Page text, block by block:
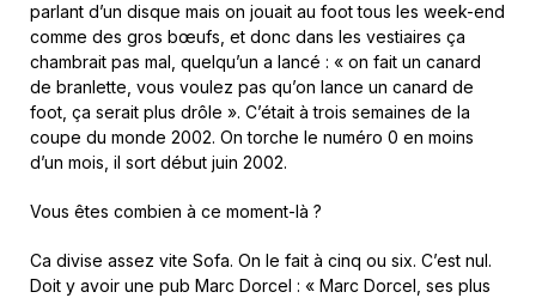
parlant d’un disque mais on jouait au foot tous les week-end
comme des gros bœufs, et donc dans les vestiaires ça
chambrait pas mal, quelqu’un a lancé : « on fait un canard
de branlette, vous voulez pas qu’on lance un canard de
foot, ça serait plus drôle ». C’était à trois semaines de la
coupe du monde 2002. On torche le numéro 0 en moins
d’un mois, il sort début juin 2002.
Vous êtes combien à ce moment-là ?
Ca divise assez vite Sofa. On le fait à cinq ou six. C’est nul.
Doit y avoir une pub Marc Dorcel : « Marc Dorcel, ses plus